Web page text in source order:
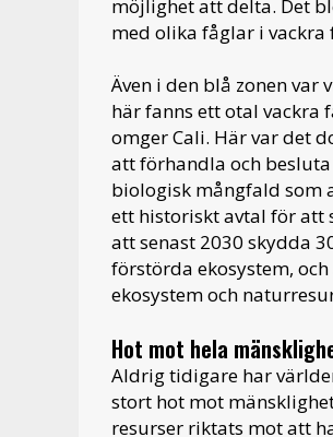
möjlighet att delta. Det
med olika fåglar i vackra
Även i den blå zonen
här fanns ett otal vackra
omger Cali. Här var det
att förhandla och
biologisk mångfald som
ett historiskt avtal för att
att senast 2030 skydda
förstörda ekosystem,
ekosystem och
Hot mot hela
Aldrig tidigare har
stort hot mot
resurser riktats mot att